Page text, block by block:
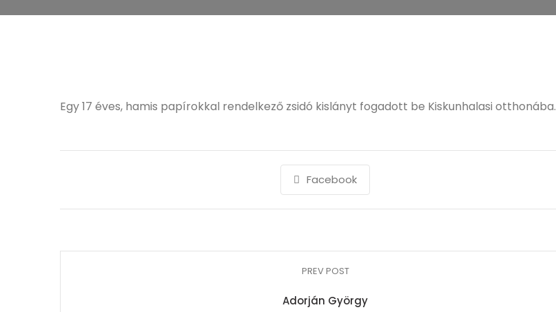
Egy 17 éves, hamis papírokkal rendelkező zsidó kislányt fogadott be Kiskunhalasi otthonába.
Facebook
PREV POST
Adorján György